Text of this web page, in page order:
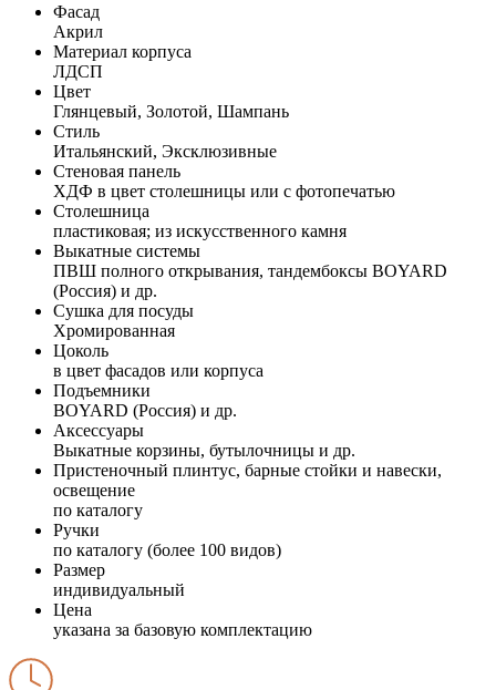
Фасад
Акрил
Материал корпуса
ЛДСП
Цвет
Глянцевый, Золотой, Шампань
Стиль
Итальянский, Эксклюзивные
Стеновая панель
ХДФ в цвет столешницы или с фотопечатью
Столешница
пластиковая; из искусственного камня
Выкатные системы
ПВШ полного открывания, тандембоксы BOYARD
(Россия) и др.
Сушка для посуды
Хромированная
Цоколь
в цвет фасадов или корпуса
Подъемники
BOYARD (Россия) и др.
Аксессуары
Выкатные корзины, бутылочницы и др.
Пристеночный плинтус, барные стойки и навески,
освещение
по каталогу
Ручки
по каталогу (более 100 видов)
Размер
индивидуальный
Цена
указана за базовую комплектацию